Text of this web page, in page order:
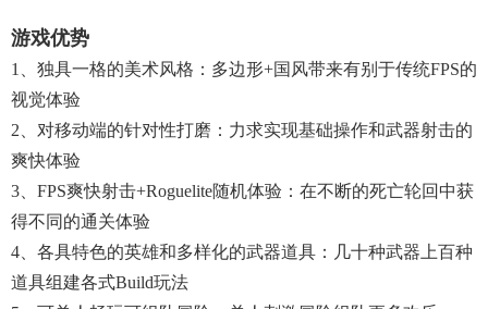
游戏优势
1、独具一格的美术风格：多边形+国风带来有别于传统FPS的
视觉体验
2、对移动端的针对性打磨：力求实现基础操作和武器射击的
爽快体验
3、FPS爽快射击+Roguelite随机体验：在不断的死亡轮回中获
得不同的通关体验
4、各具特色的英雄和多样化的武器道具：几十种武器上百种
道具组建各式Build玩法